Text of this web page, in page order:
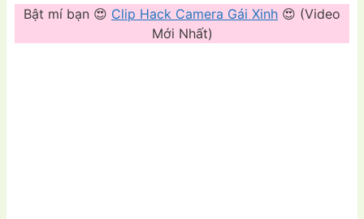
Bật mí bạn 😍 Clip Hack Camera Gái Xinh 😍 (Video
Mới Nhất)